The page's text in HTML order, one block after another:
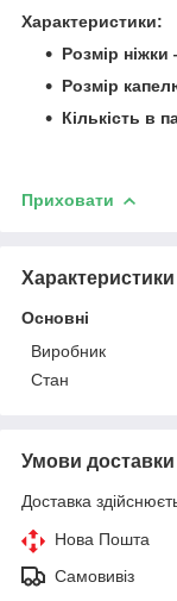
Характеристики:
Розмір
Розмір
Кількість в
Приховати
Характеристики
Основні
Виробник
Стан
Умови доставки
Доставка
Нова Пошта
Самовивіз